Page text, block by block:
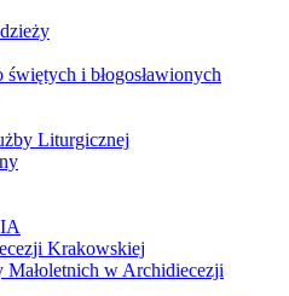
i błogosławionych
Liturgicznej
Krakowskiej
Małoletnich w Archidiecezji